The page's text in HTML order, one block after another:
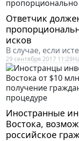
Ответчик
исков
В случае, если
29 сентября 2017 11:29
Иностранные
Востока,
российское